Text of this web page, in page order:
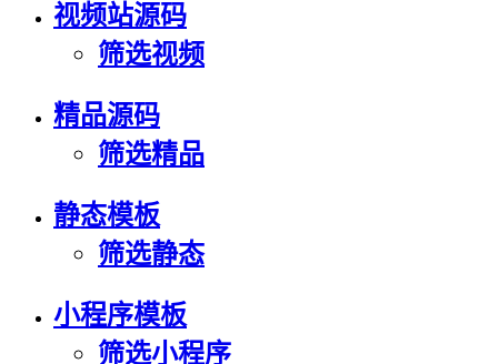
视频站源码
筛选视频
精品源码
筛选精品
静态模板
筛选静态
小程序模板
筛选小程序